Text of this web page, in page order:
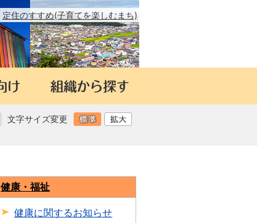
定住のすすめ(子育てを楽しむまち)
文字サイズ変更
健康・福祉
健康に関するお知らせ